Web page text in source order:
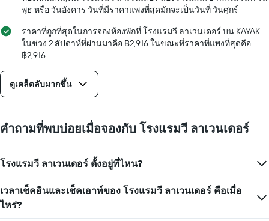
แกน
แสดง
จำนวน
วัน
ก่อน
เข้า
พัก
แผนภูมิ
Y
แแส
ดง
ราคา
เฉลี่ย
พุธ หรือ วันอังคาร วันที่มีราคาแพงที่สุดมักจะเป็นวันที่ วันศุกร์
ราคาที่ถูกที่สุดในการจองห้องพักที่ โรงแรมวี ลาเวนเดอร์ บน KAYAK
ในช่วง 2 สัปดาห์ที่ผ่านมาคือ ฿2,916 ในขณะที่ราคาที่แพงที่สุดคือ
฿2,916
ดูเคล็ดลับมากขึ้น
คำถามที่พบบ่อยเมื่อจองกับ โรงแรมวี ลาเวนเดอร์
โรงแรมวี ลาเวนเดอร์ ตั้งอยู่ที่ไหน?
เวลาเช็คอินและเช็คเอาท์ของ โรงแรมวี ลาเวนเดอร์ คือเมื่อ
ไหร่?